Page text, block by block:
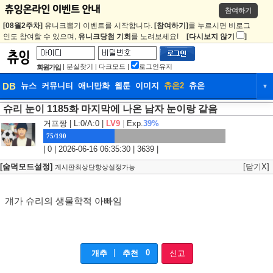
참여하기
[08월2주차] 유니크뽑기 이벤트를 시작합니다. [참여하기] 를 누르시면 비로그
인도 참여할 수 있으며, 유니크당첨 기회 를 노려보세요! [다시보지 않기 ]
회원가입 | 분실찾기 | 다크모드 | 로그인유지
DB 뉴스 커뮤니티 애니만화 웹툰 이미지 츄온2 츄온 ▼
DB 뉴스 커뮤니티
웹툰 이미지 츄온2
슈리 눈이 1185화 마지막에 나온 남자 눈이랑 같음
거프짱 | L:0/A:0 | LV9 Exp.39%
75/190
| 0 | 2026-06-16 06:35:30 | 3639 |
[숨덕모드설정] 게시판최상단항상설정가능 [닫기X]
걔가 슈리의 생물학적 아빠임
개추 추천 0 신고